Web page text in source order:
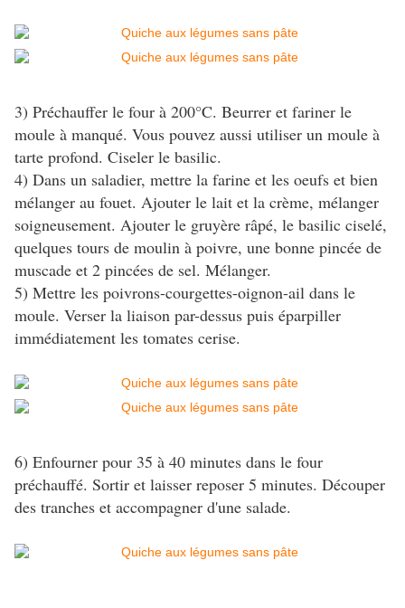
3) Préchauffer le four à 200°C. Beurrer et fariner le
moule à manqué. Vous pouvez aussi utiliser un moule à
tarte profond. Ciseler le basilic.
4) Dans un saladier, mettre la farine et les oeufs et bien
mélanger au fouet. Ajouter le lait et la crème, mélanger
soigneusement. Ajouter le gruyère râpé, le basilic ciselé,
quelques tours de moulin à poivre, une bonne pincée de
muscade et 2 pincées de sel. Mélanger.
5) Mettre les poivrons-courgettes-oignon-ail dans le
moule. Verser la liaison par-dessus puis éparpiller
immédiatement les tomates cerise.
6) Enfourner pour 35 à 40 minutes dans le four
préchauffé. Sortir et laisser reposer 5 minutes. Découper
des tranches et accompagner d'une salade.